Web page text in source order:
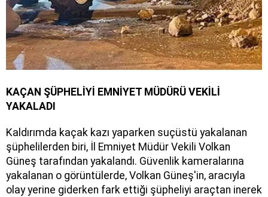
KAÇAN ŞÜPHELİYİ EMNİYET MÜDÜRÜ VEKİLİ
YAKALADI
Kaldırımda kaçak kazı yaparken suçüstü yakalanan
şüphelilerden biri, İl Emniyet Müdür Vekili Volkan
Güneş tarafından yakalandı. Güvenlik kameralarına
yakalanan o görüntülerde, Volkan Güneş'in, aracıyla
olay yerine giderken fark ettiği şüpheliyi araçtan inerek